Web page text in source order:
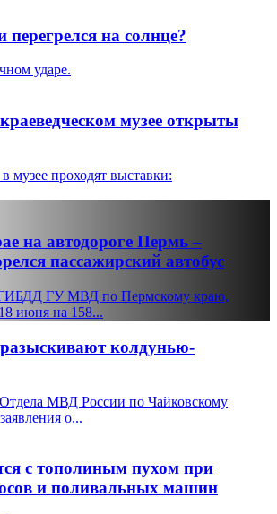
перегрелся на солнце?
ударе.
музее открыты
музее проходят выставки:
на автодороге Пермь –
пассажирский автобус
ГУ МВД по Пермскому краю,
июня на 158...
колдунью-
МВД России по Чайковскому
о...
с тополиным пухом при
и поливальных машин